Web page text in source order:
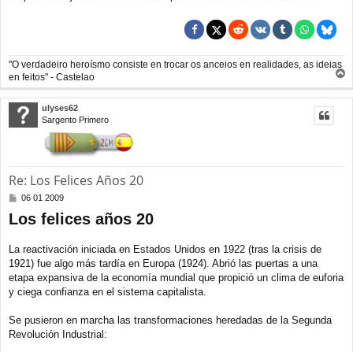
"O verdadeiro heroísmo consiste en trocar os anceios en realidades, as ideias
en feitos" - Castelao
r
r
ulyses62
Sargento Primero
Re: Los Felices Años 20
M
n
j
e
06 01 2009
Los felices años 20
La reactivación iniciada en Estados Unidos en 1922 (tras la crisis de
1921) fue algo más tardía en Europa (1924). Abrió las puertas a una
etapa expansiva de la economía mundial que propició un clima de euforia
y ciega confianza en el sistema capitalista.
Se pusieron en marcha las transformaciones heredadas de la Segunda
Revolución Industrial: